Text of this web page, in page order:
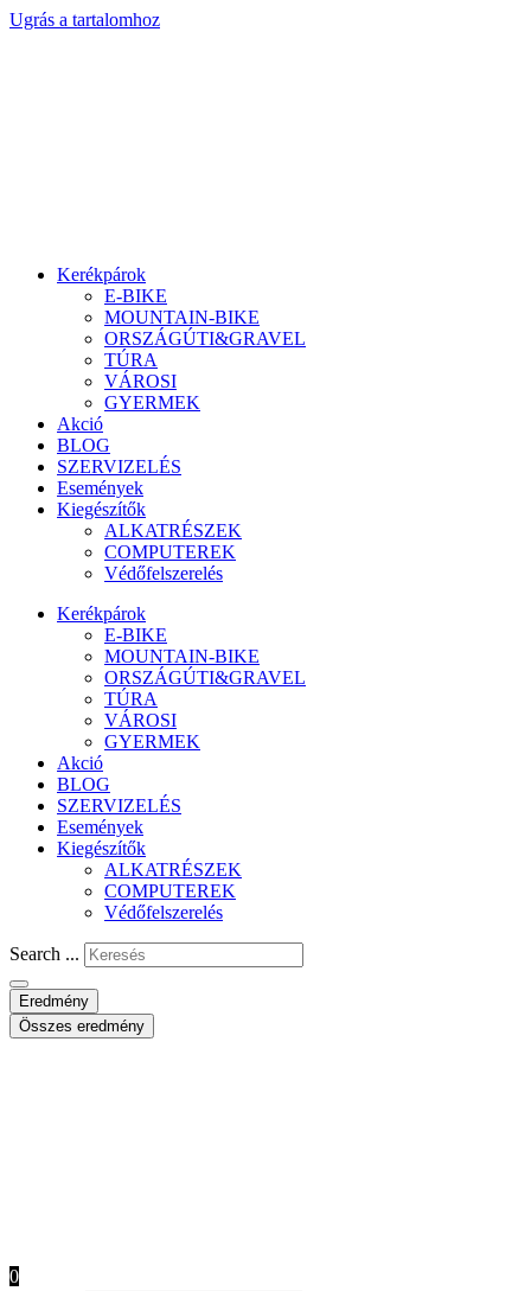
Ugrás a tartalomhoz
Kerékpárok
E-BIKE
MOUNTAIN-BIKE
ORSZÁGÚTI&GRAVEL
TÚRA
VÁROSI
GYERMEK
Akció
BLOG
SZERVIZELÉS
Események
Kiegészítők
ALKATRÉSZEK
COMPUTEREK
Védőfelszerelés
Kerékpárok
E-BIKE
MOUNTAIN-BIKE
ORSZÁGÚTI&GRAVEL
TÚRA
VÁROSI
GYERMEK
Akció
BLOG
SZERVIZELÉS
Események
Kiegészítők
ALKATRÉSZEK
COMPUTEREK
Védőfelszerelés
Search ...
Eredmény
Összes eredmény
0